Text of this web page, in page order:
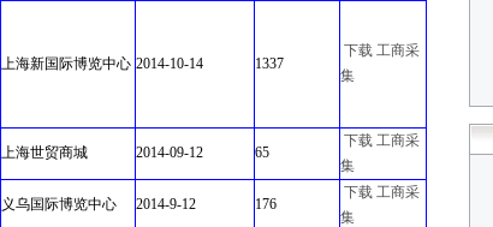
上海新国际博览中心 2014-10-14 1337
下载 工商采
集
上海世贸商城 2014-09-12 65
下载 工商采
集
义乌国际博览中心 2014-9-12 176
下载 工商采
集